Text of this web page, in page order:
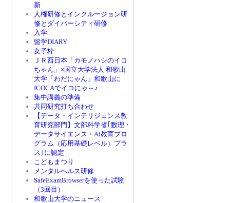
新
人権研修とインクルージョン研
修とダイバーシティ研修
入学
留学DIARY
女子枠
ＪＲ西日本「カモノハシのイコ
ちゃん」×国立大学法人 和歌山
大学「わだにゃん」和歌山に
ICOCAでイコにゃ～♪
集中講義の準備
共同研究打ち合わせ
【データ・インテリジェンス教
育研究部門】文部科学省｢数理・
データサイエンス・AI教育プロ
グラム（応用基礎レベル）プラ
ス｣に認定
こどもまつり
メンタルヘルス研修
SafeExamBrowserを使った試験
（3回目）
和歌山大学のニュース